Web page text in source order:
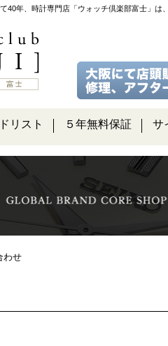
40年、時計専門店「ウォッチ倶楽部富士」は
リスト ５年無料保証 サ
わせ